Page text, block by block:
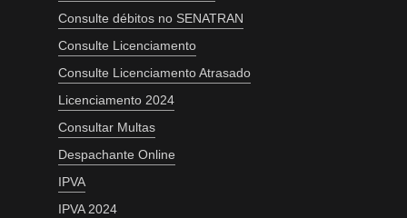
Consulte débitos no SENATRAN
Consulte Licenciamento
Consulte Licenciamento Atrasado
Licenciamento 2024
Consultar Multas
Despachante Online
IPVA
IPVA 2024